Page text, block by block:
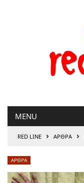
MENU
RED LINE › ΑΡΘΡΑ ›
ΑΡΘΡΑ